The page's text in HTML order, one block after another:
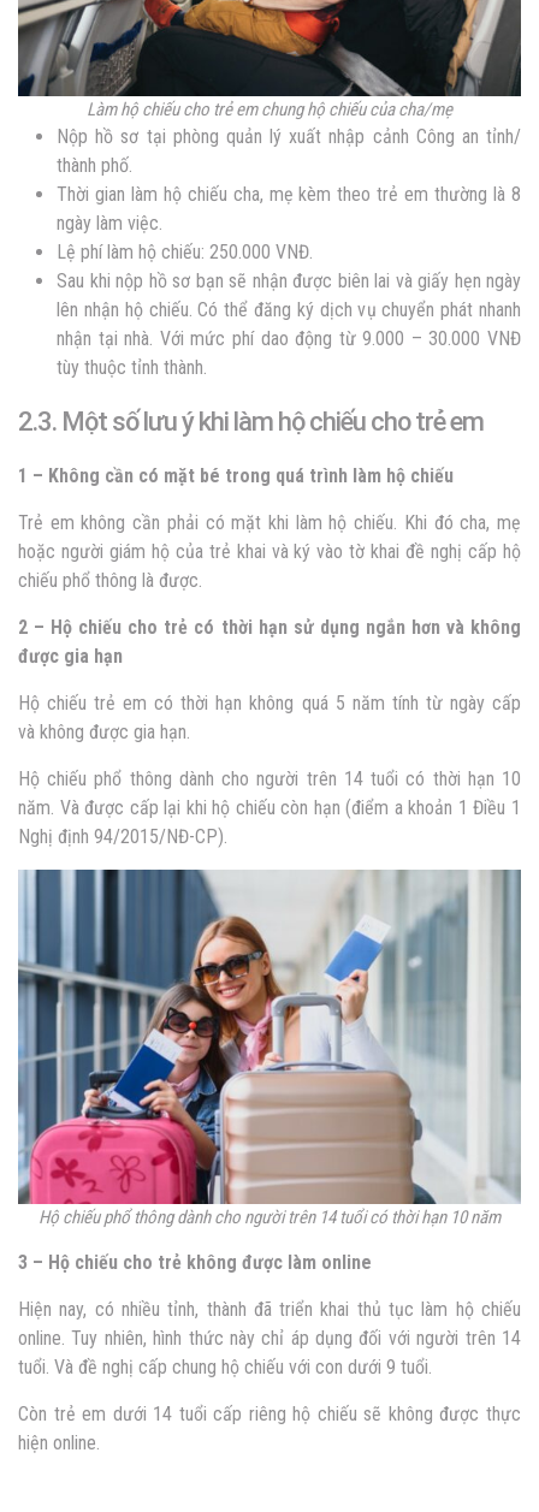
Làm hộ chiếu cho trẻ em chung hộ chiếu của cha/mẹ
Nộp hồ sơ tại phòng quản lý xuất nhập cảnh Công an tỉnh/
thành phố.
Thời gian làm hộ chiếu cha, mẹ kèm theo trẻ em thường là 8
ngày làm việc.
Lệ phí làm hộ chiếu: 250.000 VNĐ.
Sau khi nộp hồ sơ bạn sẽ nhận được biên lai và giấy hẹn ngày
lên nhận hộ chiếu. Có thể đăng ký dịch vụ chuyển phát nhanh
nhận tại nhà. Với mức phí dao động từ 9.000 – 30.000 VNĐ
tùy thuộc tỉnh thành.
2.3. Một số lưu ý khi làm hộ chiếu cho trẻ em
1 – Không cần có mặt bé trong quá trình làm hộ chiếu
Trẻ em không cần phải có mặt khi làm hộ chiếu. Khi đó cha, mẹ
hoặc người giám hộ của trẻ khai và ký vào tờ khai đề nghị cấp hộ
chiếu phổ thông là được.
2 – Hộ chiếu cho trẻ có thời hạn sử dụng ngắn hơn và không
được gia hạn
Hộ chiếu trẻ em có thời hạn không quá 5 năm tính từ ngày cấp
và không được gia hạn.
Hộ chiếu phổ thông dành cho người trên 14 tuổi có thời hạn 10
năm. Và được cấp lại khi hộ chiếu còn hạn (điểm a khoản 1 Điều 1
Nghị định 94/2015/NĐ-CP).
Hộ chiếu phổ thông dành cho người trên 14 tuổi có thời hạn 10 năm
3 – Hộ chiếu cho trẻ không được làm online
Hiện nay, có nhiều tỉnh, thành đã triển khai thủ tục làm hộ chiếu
online. Tuy nhiên, hình thức này chỉ áp dụng đối với người trên 14
tuổi. Và đề nghị cấp chung hộ chiếu với con dưới 9 tuổi.
Còn trẻ em dưới 14 tuổi cấp riêng hộ chiếu sẽ không được thực
hiện online.